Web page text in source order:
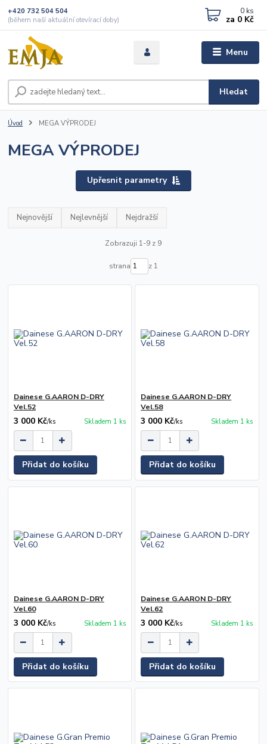
Menu
Hledat
+420 732 504 504
(během naší aktuální otevírací doby)
0 ks
za 0 Kč
Úvod MEGA VÝPRODEJ
MEGA VÝPRODEJ
Upřesnit parametry
Nejnovější Nejlevnější Nejdražší
Zobrazuji 1-9 z 9
strana z 1
Dainese G.AARON D-DRY
Vel.52
3 000 Kč/ks Skladem 1 ks
Přidat do košíku
Dainese G.AARON D-DRY
Vel.58
3 000 Kč/ks Skladem 1 ks
Přidat do košíku
Dainese G.AARON D-DRY
Vel.60
3 000 Kč/ks Skladem 1 ks
Přidat do košíku
Dainese G.AARON D-DRY
Vel.62
3 000 Kč/ks Skladem 1 ks
Přidat do košíku